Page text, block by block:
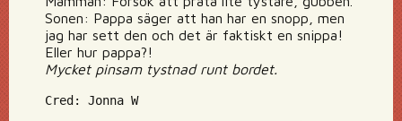
Sonen: Pappa säger att han har en snopp, men
jag har sett den och det är faktiskt en snippa!
Eller hur pappa?!
Mycket pinsam tystnad runt bordet.
Cred: Jonna W